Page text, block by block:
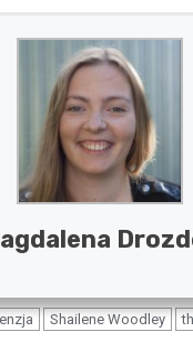
Shailene Woodley